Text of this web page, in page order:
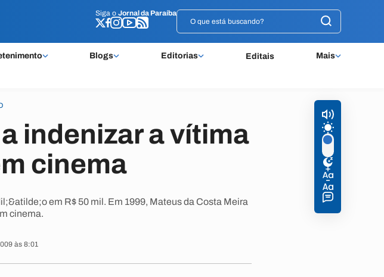
Siga o Jornal da Paraíba
Blogs Editorias Editais Mais
Siga o Jornal da Paraíba
indenizar a vítima
cinema
em R$ 50 mil. Em 1999, Mateus da Costa Meira
cinema.
às 8:01